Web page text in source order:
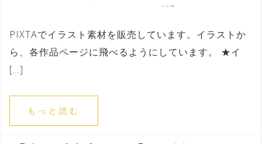
PIXTAでイラスト素材を販売しています。イラストか
ら、各作品ページに飛べるようにしています。 ★イ
[…]
もっと読む